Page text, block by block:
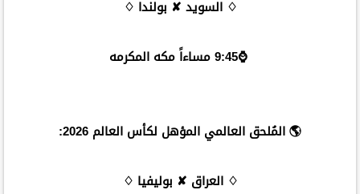
♢ السويد ✘ بولندا ♢
⌚️9:45 مساءاً مكه المكرمه
🌎 المُلحق العالمي المؤهل لكأس العالم 2026:
♢ العراق ✘ بوليفيا ♢